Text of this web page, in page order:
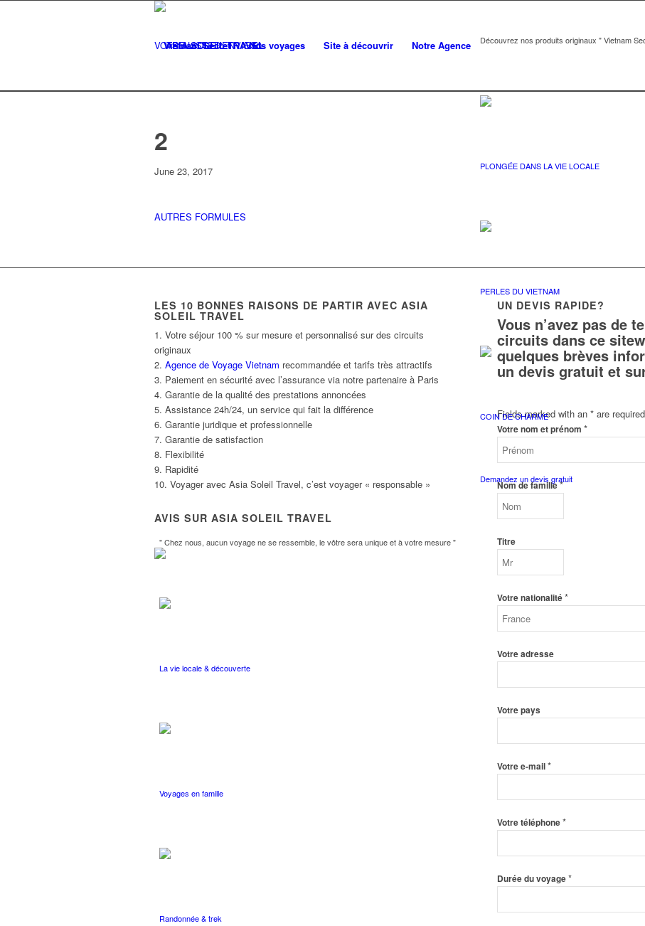
Vietnam Secret Nos voyages Site à découvrir Notre Agence Découvrez nos produits originaux " Vietnam
PLONGÉE DANS LA VIE LOCALE
PERLES DU VIETNAM
COIN DE CHARME
Demandez un devis gratuit
" Chez nous, aucun voyage ne se ressemble, le vôtre sera unique et à votre mesure "
La vie locale & découverte
Voyages en famille
Randonnée & trek
VOTRE LISTED'ENVIES0
2
June 23, 2017
AUTRES FORMULES
LES 10 BONNES RAISONS DE PARTIR AVEC ASIA
SOLEIL TRAVEL
1. Votre séjour 100 % sur mesure et personnalisé sur des circuits
originaux
2. Agence de Voyage Vietnam recommandée et tarifs très attractifs
3. Paiement en sécurité avec l’assurance via notre partenaire à Paris
4. Garantie de la qualité des prestations annoncées
5. Assistance 24h/24, un service qui fait la différence
6. Garantie juridique et professionnelle
7. Garantie de satisfaction
8. Flexibilité
9. Rapidité
10. Voyager avec Asia Soleil Travel, c’est voyager « responsable »
AVIS SUR ASIA SOLEIL TRAVEL
UN DEVIS RAPIDE?
Vous n’avez pas de
circuits dans ce
quelques brèves
un devis gratuit et
Fields marked with an* are required
Votre nom et prénom*
Nom de famille*
Titre
Votre nationalité*
Votre adresse
Votre pays
Votre e-mail*
Votre téléphone*
Durée du voyage*